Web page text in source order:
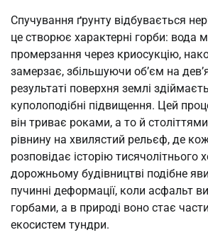
Спучування ґрунту відбувається
це створює характерні горби: вода
промерзання через криосукцію,
замерзає, збільшуючи об’єм на
результаті поверхня землі
куполоподібні підвищення. Цей
він триває роками, а то й
рівнину на хвилястий рельєф, де
розповідає історію тисячолітнього
дорожньому будівництві подібне
пучинні деформації, коли асфальт
горбами, а в природі воно стає
екосистем тундри.